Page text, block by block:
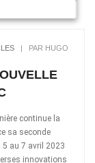
|
PAR HUGO
continue la
sa seconde
5 au 7 avril 2023
innovations